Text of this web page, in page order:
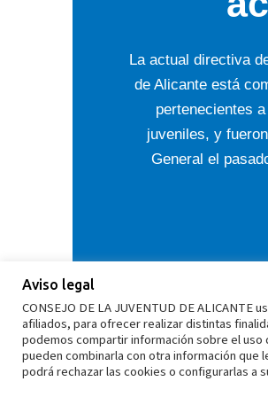
La actual directiva
de Alicante está
pertenecientes
juveniles, y
General el
Aviso legal
CONSEJO DE LA JUVENTUD DE
afiliados, para ofrecer realizar distintas
podemos compartir información sobre el
pueden combinarla con otra información que
podrá rechazar las cookies o configurarlas a